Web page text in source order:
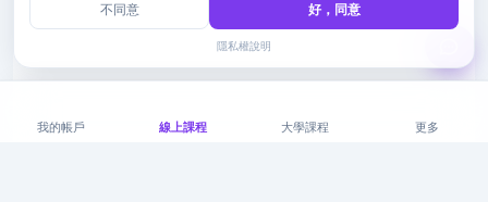
我的帳戶 線上課程 大學課程 更多
不同意 好，同意
隱私權說明